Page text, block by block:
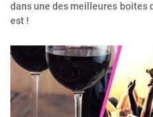
dans une des meilleures boites
est !
;